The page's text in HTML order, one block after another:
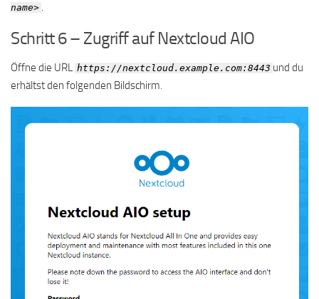
name> .
Schritt 6 – Zugriff auf Nextcloud AIO
Öffne die URL https://nextcloud.example.com:8443 und du
erhältst den folgenden Bildschirm.